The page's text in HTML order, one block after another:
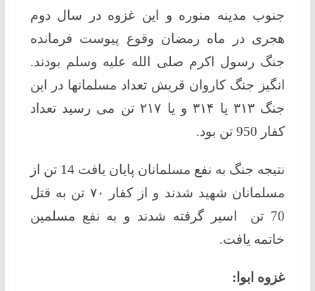
جنوب مدینه منوره و این غزوه در سال دوم
هجری در ماه رمضان وقوع پیوست فرمانده
جنگ رسول اکرم صلی الله علیه وسلم بودند.
انگیز جنگ کاروان قریش تعداد مسلمانها در این
جنگ ۳۱۳ یا ۳۱۴ و یا ۲۱۷ تن می رسید تعداد
کفار 950 تن بود.
نتیجه جنگ به نفع مسلمانان پایان یافت 14 تن از
مسلمانان شهید شدند و از کفار ۷۰ تن به قتل
70 تن اسیر گرفته شدند و به نفع مسلمین
خاتمه یافت.
غزوه ابوا: